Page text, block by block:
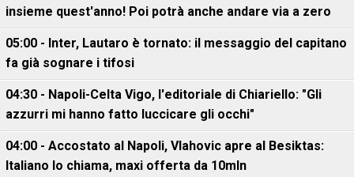
insieme quest'anno! Poi potrà anche andare via a zero
05:00 - Inter, Lautaro è tornato: il messaggio del capitano
fa già sognare i tifosi
04:30 - Napoli-Celta Vigo, l'editoriale di Chiariello: "Gli
azzurri mi hanno fatto luccicare gli occhi"
04:00 - Accostato al Napoli, Vlahovic apre al Besiktas:
Italiano lo chiama, maxi offerta da 10mln